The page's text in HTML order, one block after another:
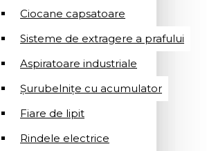
Ciocane capsatoare
Sisteme de extragere a prafului
Aspiratoare industriale
Șurubelnițe cu acumulator
Fiare de lipit
Rindele electrice